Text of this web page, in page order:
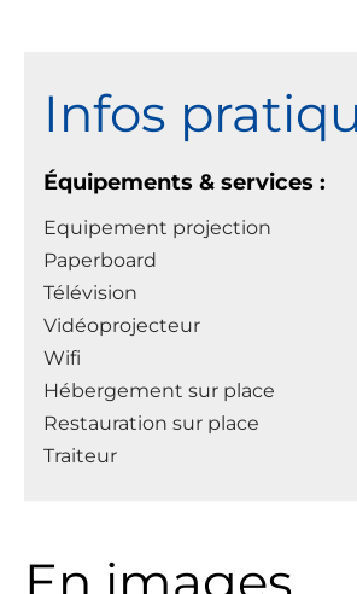
Infos
Équipements & services :
Equipement projection
Paperboard
Télévision
Vidéoprojecteur
Wifi
Hébergement sur place
Restauration sur place
Traiteur